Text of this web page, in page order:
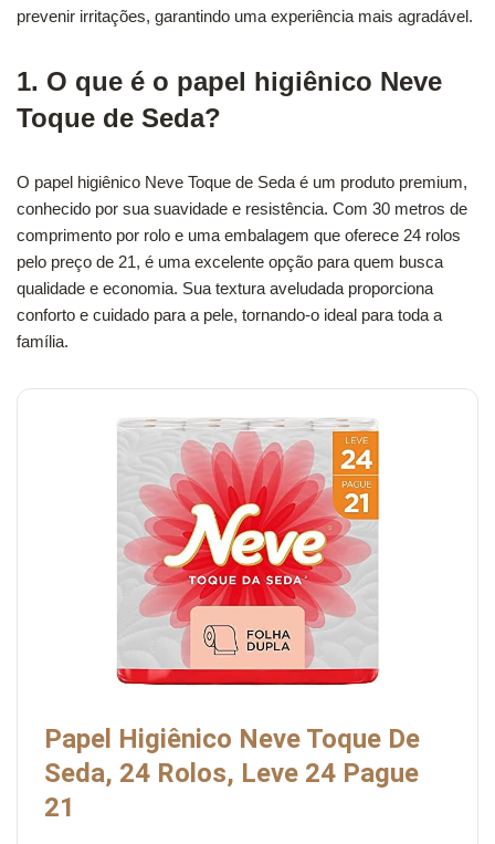
prevenir irritações, garantindo uma experiência mais agradável.
1. O que é o papel higiênico Neve
Toque de Seda?
O papel higiênico Neve Toque de Seda é um produto premium,
conhecido por sua suavidade e resistência. Com 30 metros de
comprimento por rolo e uma embalagem que oferece 24 rolos
pelo preço de 21, é uma excelente opção para quem busca
qualidade e economia. Sua textura aveludada proporciona
conforto e cuidado para a pele, tornando-o ideal para toda a
família.
Papel Higiênico Neve Toque De
Seda, 24 Rolos, Leve 24 Pague
21